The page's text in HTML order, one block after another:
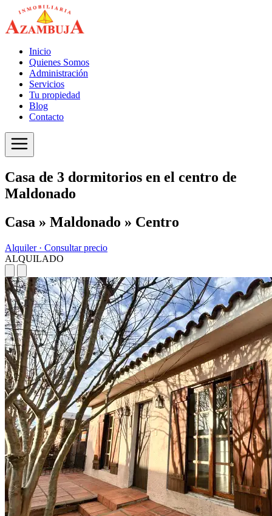
Inicio
Quienes Somos
Administración
Servicios
Tu propiedad
Blog
Contacto
Casa de 3 dormitorios en el centro de
Maldonado
Casa » Maldonado » Centro
Alquiler · Consultar precio
ALQUILADO